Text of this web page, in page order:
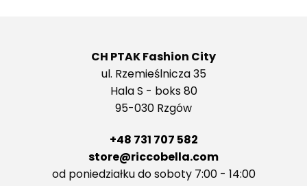
CH PTAK Fashion City
ul. Rzemieślnicza 35
Hala S - boks 80
95-030 Rzgów
+48 731 707 582
store@riccobella.com
od poniedziałku do soboty 7:00 - 14:00